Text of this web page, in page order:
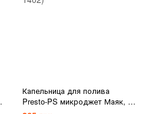
Капельница для полива
Presto-PS микроджет Маяк, в